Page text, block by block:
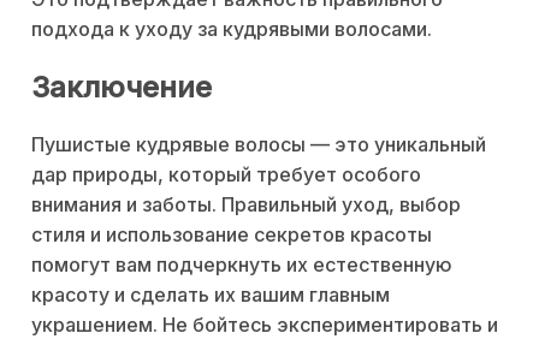
подхода к уходу за кудрявыми волосами.
Заключение
Пушистые кудрявые волосы — это уникальный
дар природы, который требует особого
внимания и заботы. Правильный уход, выбор
стиля и использование секретов красоты
помогут вам подчеркнуть их естественную
красоту и сделать их вашим главным
украшением. Не бойтесь экспериментировать и